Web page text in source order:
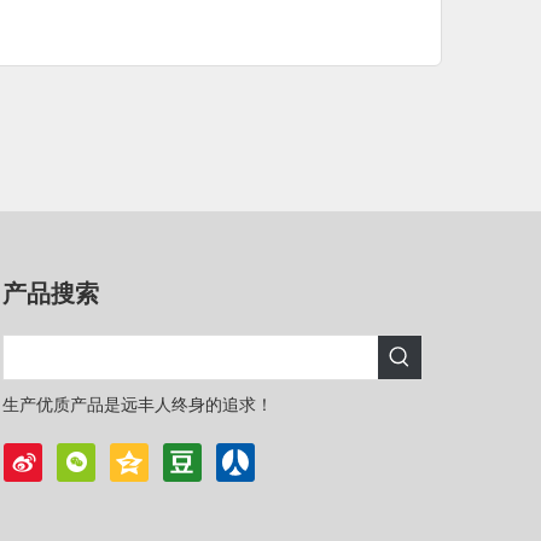
产品搜索
生产优质产品是远丰人终身的追求！